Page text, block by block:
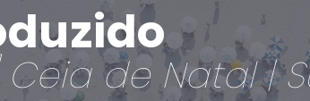
Ceia de Natal |